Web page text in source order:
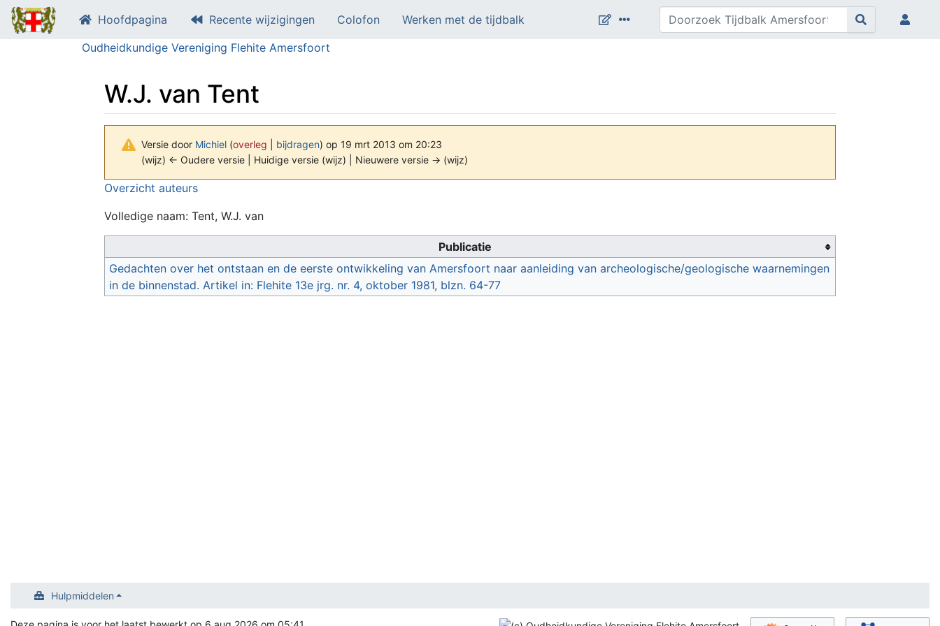
Hoofdpagina Recente wijzigingen Colofon
Werken met de tijdbalk
Oudheidkundige Vereniging Flehite Amersfoort
W.J. van Tent
Versie door Michiel (overleg bijdragen) op 19 mrt 2013 om 20:23
(wijz) ← Oudere versie | Huidige versie (wijz) | Nieuwere versie → (wijz)
Ga naar:navigatie,
Overzicht auteurs
Volledige naam: Tent, W.J. van
Publicatie
Gedachten over het ontstaan en de eerste ontwikkeling van Amersfoort naar aanleiding van archeologische/geologische waarnemingen
in de binnenstad. Artikel in: Flehite 13e jrg. nr. 4, oktober 1981, blzn. 64-77
Hulpmiddelen